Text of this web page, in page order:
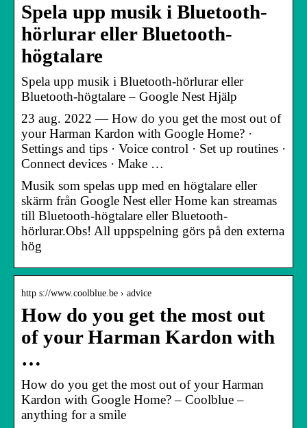
Spela upp musik i Bluetooth-
hörlurar eller Bluetooth-
högtalare
Spela upp musik i Bluetooth-hörlurar eller
Bluetooth-högtalare – Google Nest Hjälp
23 aug. 2022 — How do you get the most out of
your Harman Kardon with Google Home? ·
Settings and tips · Voice control · Set up routines ·
Connect devices · Make …
Musik som spelas upp med en högtalare eller
skärm från Google Nest eller Home kan streamas
till Bluetooth-högtalare eller Bluetooth-
hörlurar.Obs! All uppspelning görs på den externa
hög
http s://www.coolblue.be › advice
How do you get the most out
of your Harman Kardon with
…
How do you get the most out of your Harman
Kardon with Google Home? – Coolblue –
anything for a smile